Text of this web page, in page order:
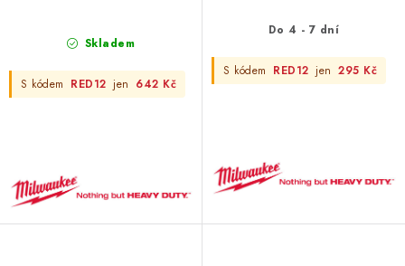
Skladem
S kódem RED12 jen 642 Kč
Do 4 - 7 dní
S kódem RED12 jen 295 Kč